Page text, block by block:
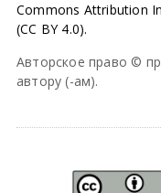
Commons Attribution
(CC BY 4.0).
Авторское право ©
автору (-ам).